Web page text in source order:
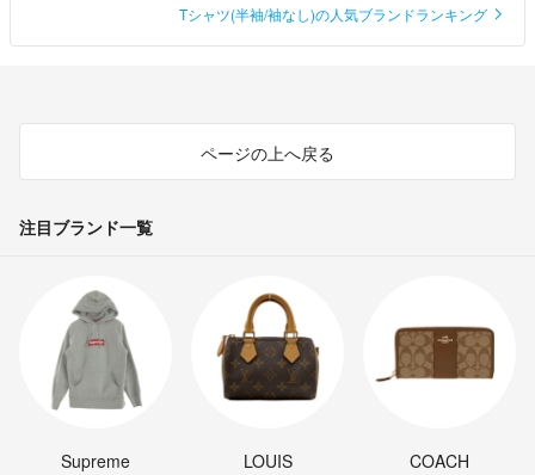
Tシャツ(半袖/袖なし)の人気ブランドランキング
ページの上へ戻る
注目ブランド一覧
Supreme
LOUIS
COACH